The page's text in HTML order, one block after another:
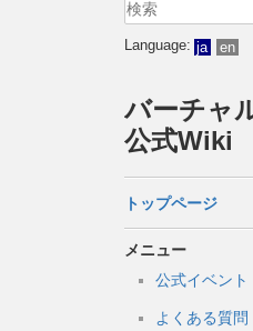
Language: ja en
バーチャ
公式Wiki
トップページ
メニュー
公式イベント
よくある質問